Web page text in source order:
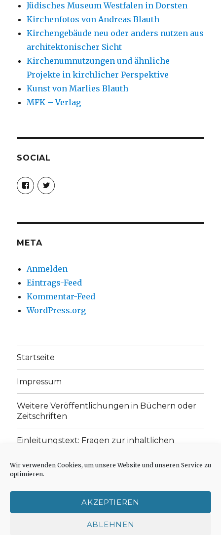
Wir verwenden Cookies, um unsere Website und unseren Service zu
optimieren.
AKZEPTIEREN
ABLEHNEN
Jüdisches Museum Westfalen in Dorsten
Kirchenfotos von Andreas Blauth
Kirchengebäude neu oder anders nutzen aus
architektonischer Sicht
Kirchenumnutzungen und ähnliche
Projekte in kirchlicher Perspektive
Kunst von Marlies Blauth
MFK – Verlag
SOCIAL
Profil
von
christoph.fleischer1
anzeigen
Profil
von
anzeigen
META
Anmelden
Eintrags-Feed
Kommentar-Feed
WordPress.org
Startseite
Impressum
Weitere Veröffentlichungen in Büchern oder
Zeitschriften
Einleitungstext: Fragen zur inhaltlichen
„schwachen Glaubens“
Cookie-Richtlinie (EU)